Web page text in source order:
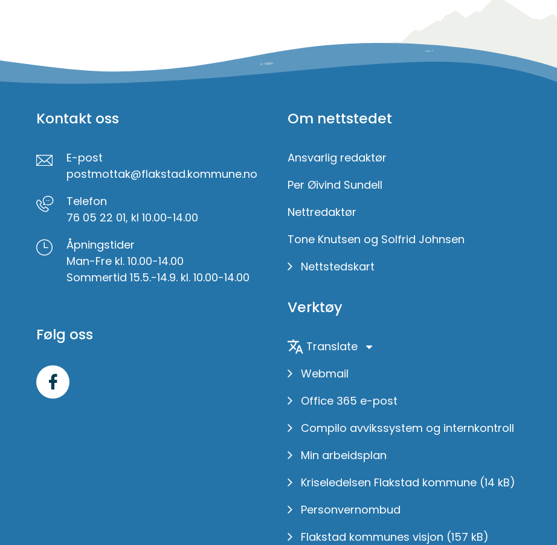
Kontakt oss
E-post
postmottak@flakstad.kommune.no
Telefon
76 05 22 01, kl 10.00-14.00
Åpningstider
Man-Fre kl. 10.00-14.00
Sommertid 15.5.-14.9. kl. 10.00-14.00
Følg oss
Om nettstedet
Ansvarlig redaktør
Per Øivind Sundell
Nettredaktør
Tone Knutsen og Solfrid Johnsen
Nettstedskart
Verktøy
Translate
Webmail
Office 365 e-post
Compilo avvikssystem og internkontroll
Min arbeidsplan
Kriseledelsen Flakstad kommune (14 kB)
Personvernombud
Flakstad kommunes visjon (157 kB)